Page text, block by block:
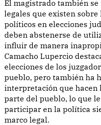
El magistrado también
legales que existen
políticos en elecciones
deben abstenerse de
influir de manera
Camacho Lupercio
elecciones de los
pueblo, pero también ha
interpretación que hacen
parte del pueblo, lo que
participar en la política
marco legal.